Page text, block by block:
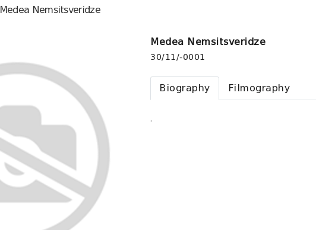
Medea Nemsitsveridze
Medea Nemsitsveridze
30/11/-0001
Biography Filmography
.